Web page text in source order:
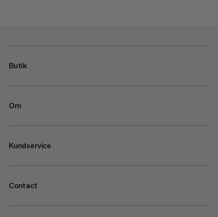
Butik
Om
Kundservice
Contact